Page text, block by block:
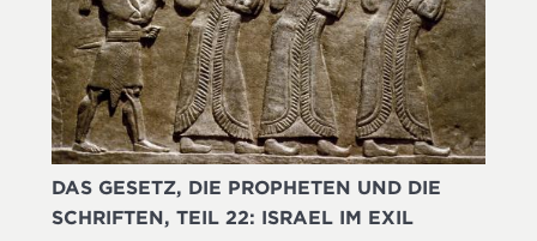
DAS GESETZ, DIE PROPHETEN UND DIE
SCHRIFTEN, TEIL 22: ISRAEL IM EXIL